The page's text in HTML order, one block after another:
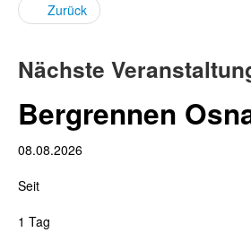
Zurück
Nächste
Bergrennen
08.08.2026
Seit
1 Tag